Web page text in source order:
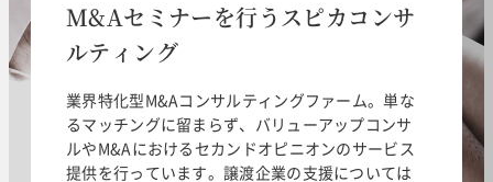
M&Aセミナーを行うスピカコンサ
ルティング
業界特化型M&Aコンサルティングファーム。単な
るマッチングに留まらず、バリューアップコンサ
ルやM&Aにおけるセカンドオピニオンのサービス
提供を行っています。譲渡企業の支援については